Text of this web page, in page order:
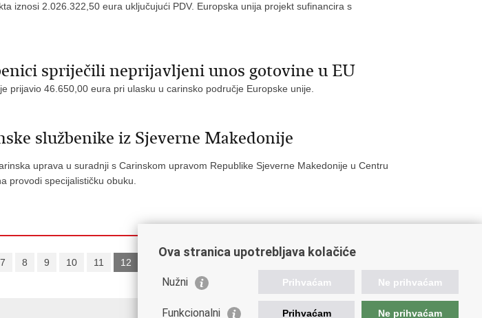
iznosi 2.026.322,50 eura uključujući PDV. Europska unija projekt sufinancira s
spriječili neprijavljeni unos gotovine u EU
prijavio 46.650,00 eura pri ulasku u carinsko područje Europske unije.
službenike iz Sjeverne Makedonije
uprava u suradnji s Carinskom upravom Republike Sjeverne Makedonije u Centru
provodi specijalističku obuku.
7 8 9 10 11 12 16 Sljedeća »
Ova stranica upotrebljava kolačiće
Nužni Prihvaćam Ne prihvaćam
Funkcionalni Prihvaćam Ne prihvaćam